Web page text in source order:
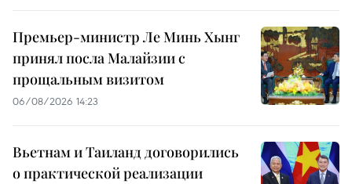
Премьер-министр Ле Минь Хынг
принял посла Малайзии с
прощальным визитом
06/08/2026 14:23
Вьетнам и Таиланд договорились
о практической реализации